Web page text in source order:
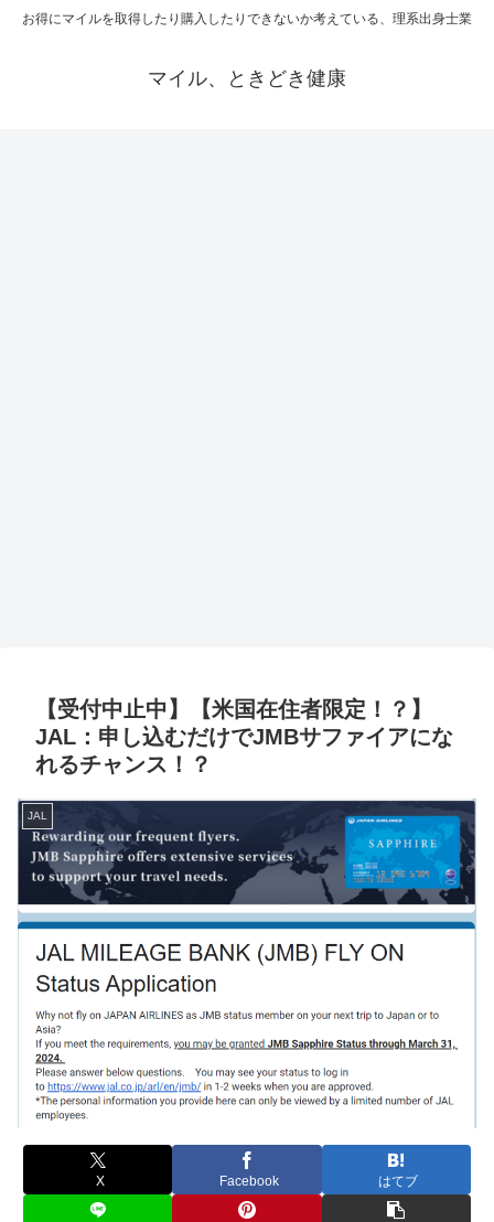
お得にマイルを取得したり購入したりできないか考えている、理系出身士業
マイル、ときどき健康
【受付中止中】【米国在住者限定！？】
JAL：申し込むだけでJMBサファイアにな
れるチャンス！？
JAL
X Facebook はてブ